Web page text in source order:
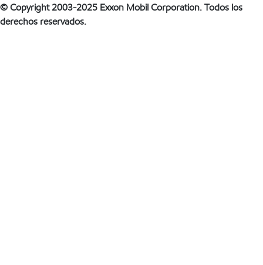
© Copyright 2003-2025 Exxon Mobil Corporation. Todos los
derechos reservados.